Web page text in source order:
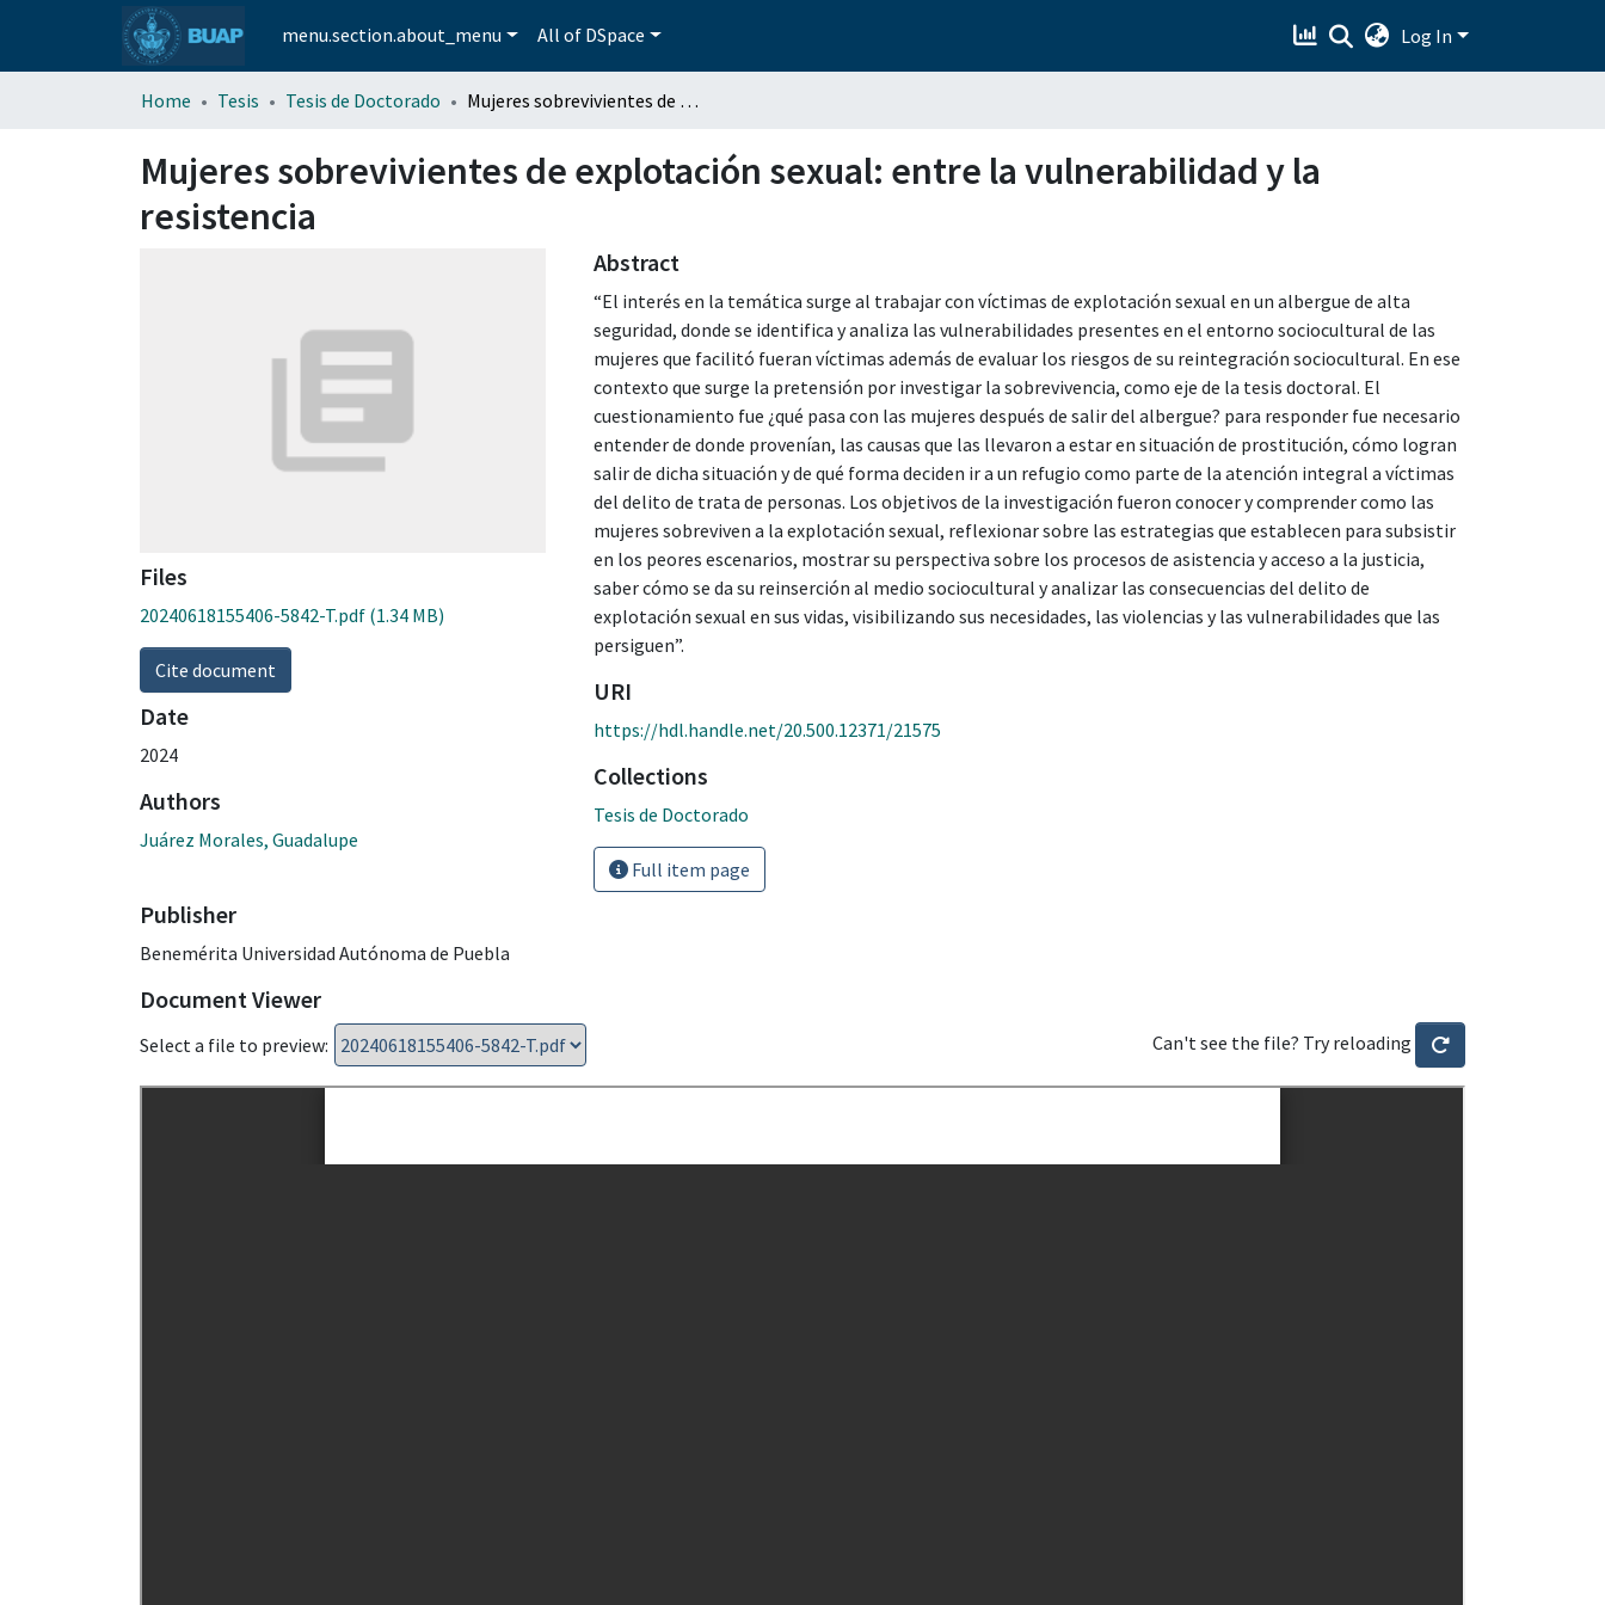
menu.section.about_menu All of DSpace Log In
Home Tesis Tesis de Doctorado Mujeres sobrevivientes de explotación sexual: entre la vulnerabilidad y la resistencia
Mujeres sobrevivientes de explotación sexual: entre la vulnerabilidad y la
resistencia
Files
20240618155406-5842-T.pdf (1.34 MB)
Cite document
Date
2024
Authors
Juárez Morales, Guadalupe
Publisher
Benemérita Universidad Autónoma de Puebla
Abstract
“El interés en la temática surge al trabajar con víctimas de explotación sexual en un albergue de alta
seguridad, donde se identifica y analiza las vulnerabilidades presentes en el entorno sociocultural de las
mujeres que facilitó fueran víctimas además de evaluar los riesgos de su reintegración sociocultural. En ese
contexto que surge la pretensión por investigar la sobrevivencia, como eje de la tesis doctoral. El
cuestionamiento fue ¿qué pasa con las mujeres después de salir del albergue? para responder fue necesario
entender de donde provenían, las causas que las llevaron a estar en situación de prostitución, cómo logran
salir de dicha situación y de qué forma deciden ir a un refugio como parte de la atención integral a víctimas
del delito de trata de personas. Los objetivos de la investigación fueron conocer y comprender como las
mujeres sobreviven a la explotación sexual, reflexionar sobre las estrategias que establecen para subsistir
en los peores escenarios, mostrar su perspectiva sobre los procesos de asistencia y acceso a la justicia,
saber cómo se da su reinserción al medio sociocultural y analizar las consecuencias del delito de
explotación sexual en sus vidas, visibilizando sus necesidades, las violencias y las vulnerabilidades que las
persiguen”.
URI
https://hdl.handle.net/20.500.12371/21575
Collections
Tesis de Doctorado
Full item page
Document Viewer
Select a file to preview: Can't see the file? Try reloading